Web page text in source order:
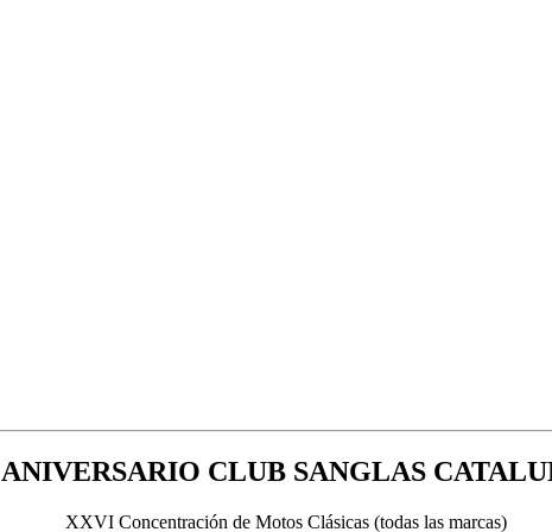
ANIVERSARIO CLUB SANGLAS
XXVI Concentración de Motos Clásicas (todas las marcas)